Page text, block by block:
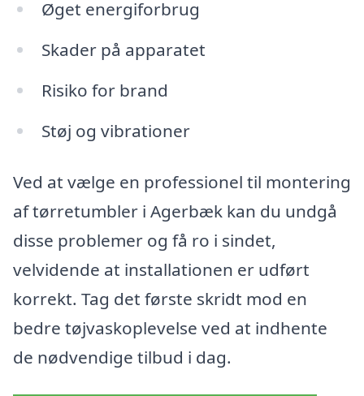
Øget energiforbrug
Skader på apparatet
Risiko for brand
Støj og vibrationer
Ved at vælge en professionel til montering
af tørretumbler i Agerbæk kan du undgå
disse problemer og få ro i sindet,
velvidende at installationen er udført
korrekt. Tag det første skridt mod en
bedre tøjvaskoplevelse ved at indhente
de nødvendige tilbud i dag.